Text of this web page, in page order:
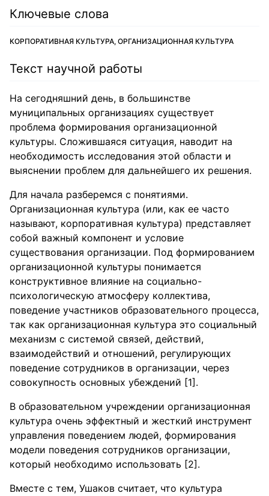
Ключевые слова
КОРПОРАТИВНАЯ КУЛЬТУРА, ОРГАНИЗАЦИОННАЯ КУЛЬТУРА
Текст научной работы
На сегодняшний день, в большинстве
муниципальных организациях существует
проблема формирования организационной
культуры. Сложившаяся ситуация, наводит на
необходимость исследования этой области и
выяснении проблем для дальнейшего их решения.
Для начала разберемся с понятиями.
Организационная культура (или, как ее часто
называют, корпоративная культура) представляет
собой важный компонент и условие
существования организации. Под формированием
организационной культуры понимается
конструктивное влияние на социально-
психологическую атмосферу коллектива,
поведение участников образовательного процесса,
так как организационная культура это социальный
механизм с системой связей, действий,
взаимодействий и отношений, регулирующих
поведение сотрудников в организации, через
совокупность основных убеждений [1].
В образовательном учреждении организационная
культура очень эффектный и жесткий инструмент
управления поведением людей, формирования
модели поведения сотрудников организации,
который необходимо использовать [2].
Вместе с тем, Ушаков считает, что культура